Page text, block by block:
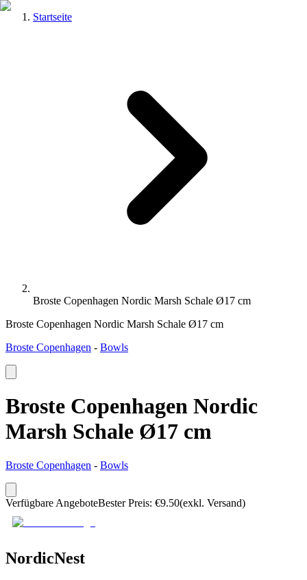
Startseite
Broste Copenhagen Nordic Marsh Schale Ø17 cm
Broste Copenhagen Nordic Marsh Schale Ø17 cm
Broste Copenhagen - Bowls
Broste Copenhagen Nordic
Marsh Schale Ø17 cm
Broste Copenhagen - Bowls
Verfügbare AngeboteBester Preis: €9.50(exkl. Versand)
NordicNest